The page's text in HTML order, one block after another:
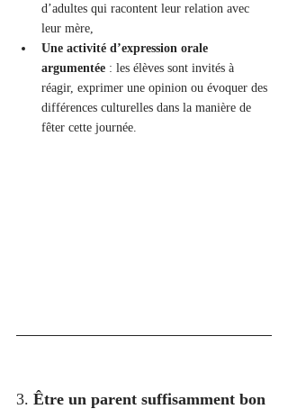
d’adultes qui racontent leur relation avec
leur mère,
Une activité d’expression orale
argumentée : les élèves sont invités à
réagir, exprimer une opinion ou évoquer des
différences culturelles dans la manière de
fêter cette journée.
3. Être un parent suffisamment bon